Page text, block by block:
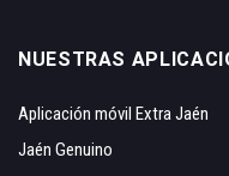
NUESTRAS
Aplicación móvil Extra Jaén
Jaén Genuino